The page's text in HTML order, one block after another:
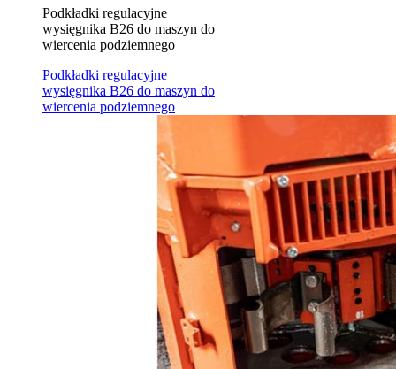
Podkładki regulacyjne
wysięgnika B26 do maszyn do
wiercenia podziemnego
Podkładki regulacyjne
wysięgnika B26 do maszyn do
wiercenia podziemnego